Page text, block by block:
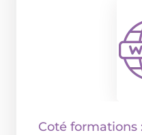
Coté formations